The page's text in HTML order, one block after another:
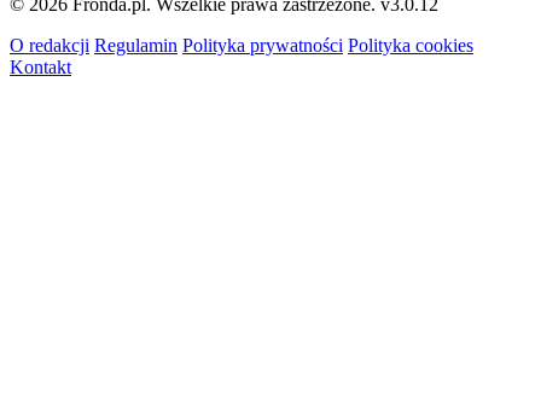
O redakcji Regulamin Polityka prywatności Polityka cookies
Kontakt